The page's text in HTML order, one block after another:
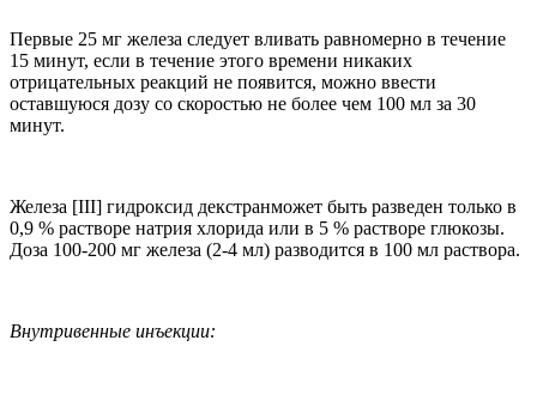
Первые 25 мг железа следует вливать равномерно в течение
15 минут, если в течение этого времени никаких
отрицательных реакций не появится, можно ввести
оставшуюся дозу со скоростью не более чем 100 мл за 30
минут.
Железа [III] гидроксид декстранможет быть разведен только в
0,9 % растворе натрия хлорида или в 5 % растворе глюкозы.
Доза 100-200 мг железа (2-4 мл) разводится в 100 мл раствора.
Внутривенные инъекции: